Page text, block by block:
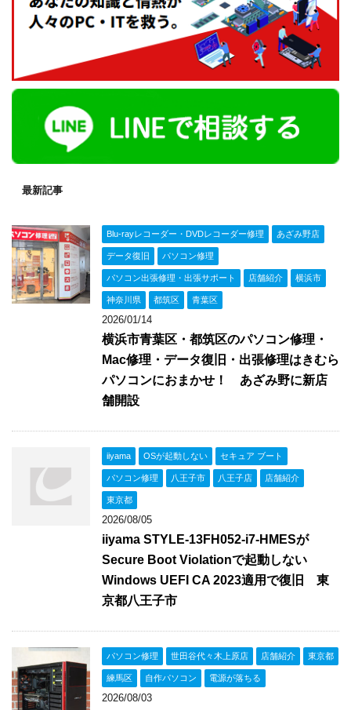
最新記事
Blu-rayレコーダー・DVDレコーダー修理 あざみ野店
データ復旧 パソコン修理
パソコン出張修理・出張サポート 店舗紹介 横浜市
神奈川県 都筑区 青葉区
2026/01/14
横浜市青葉区・都筑区のパソコン修理・
Mac修理・データ復旧・出張修理はきむら
パソコンにおまかせ！ あざみ野に新店
舗開設
iiyama OSが起動しない セキュア ブート
パソコン修理 八王子市 八王子店 店舗紹介
東京都
2026/08/05
iiyama STYLE-13FH052-i7-HMESが
Secure Boot Violationで起動しない
Windows UEFI CA 2023適用で復旧 東
京都八王子市
パソコン修理 世田谷代々木上原店 店舗紹介 東京都
練馬区 自作パソコン 電源が落ちる
2026/08/03